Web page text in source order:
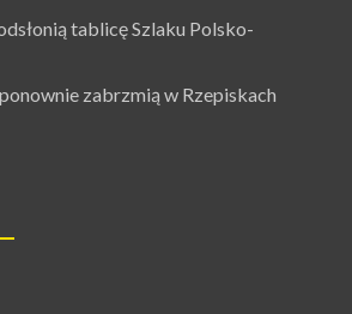
tablicę Szlaku Polsko-
zabrzmią w Rzepiskach